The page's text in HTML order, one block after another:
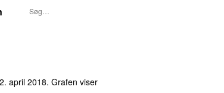
april 2018. Grafen viser